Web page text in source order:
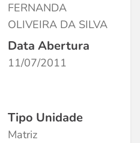
FERNANDA
OLIVEIRA DA SILVA
Data Abertura
11/07/2011
Tipo Unidade
Matriz